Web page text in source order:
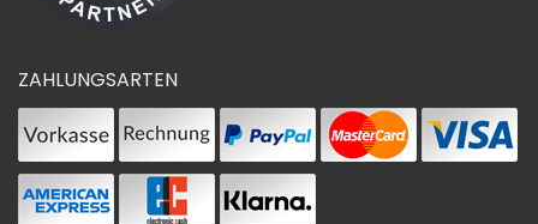
ZAHLUNGSARTEN